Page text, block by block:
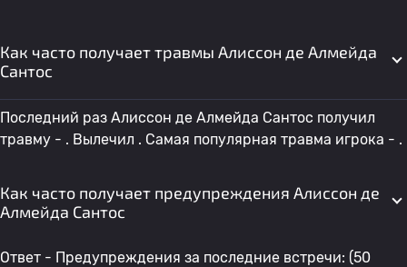
Как часто получает травмы Алиссон де Алмейда
Сантос
Последний раз Алиссон де Алмейда Сантос получил
травму - . Вылечил . Самая популярная травма игрока - .
Как часто получает предупреждения Алиссон де
Алмейда Сантос
Ответ - Предупреждения за последние встречи: (50